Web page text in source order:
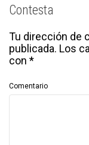
Contesta
Tu dirección de
publicada. Los
con *
Comentario